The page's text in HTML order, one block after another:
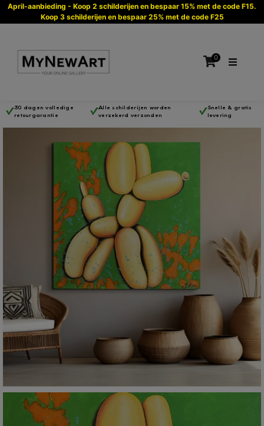
April-aanbieding - Koop 2 schilderijen en bespaar 15% met de code F15.
Koop 3 schilderijen en bespaar 25% met de code F25
0
Geen producten in de winkelwagen.
30 dagen volledige
retourgarantie
Alle schilderijen worden
verzekerd verzonden
Snelle & gratis
levering